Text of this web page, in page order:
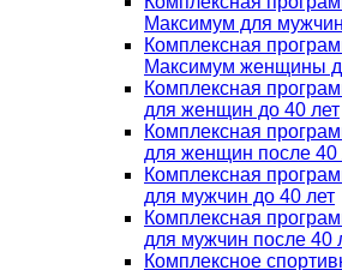
Максимум для
Комплексная
Максимум женщины
Комплексная
для женщин до 40 лет
Комплексная
для женщин после 40
Комплексная
для мужчин до 40 лет
Комплексная
для мужчин после 40
Комплексное